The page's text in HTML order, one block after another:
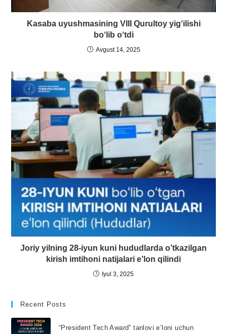
Kasaba uyushmasining VIII Qurultoy yig‘ilishi
bo‘lib o‘tdi
Avgust 14, 2025
Joriy yilning 28-iyun kuni hududlarda o’tkazilgan
kirish imtihoni natijalari e’lon qilindi
Iyul 3, 2025
Recent Posts
“President Tech Award” tanlovi e’loni uchun